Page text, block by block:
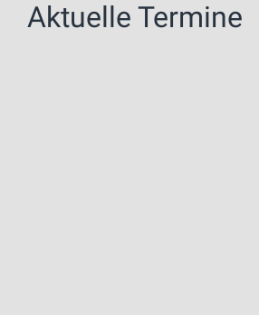
Aktuelle Termine